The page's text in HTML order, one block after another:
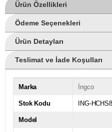
Ürün Özellikleri
Ödeme Seçenekleri
Ürün Detayları
Teslimat ve İade Koşulları
Marka İngco
Stok Kodu ING-
Model